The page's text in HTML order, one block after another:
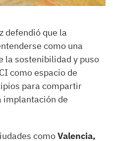
defendió que la
como una
la sostenibilidad y puso
como espacio de
para compartir
implantación de
comoValencia,